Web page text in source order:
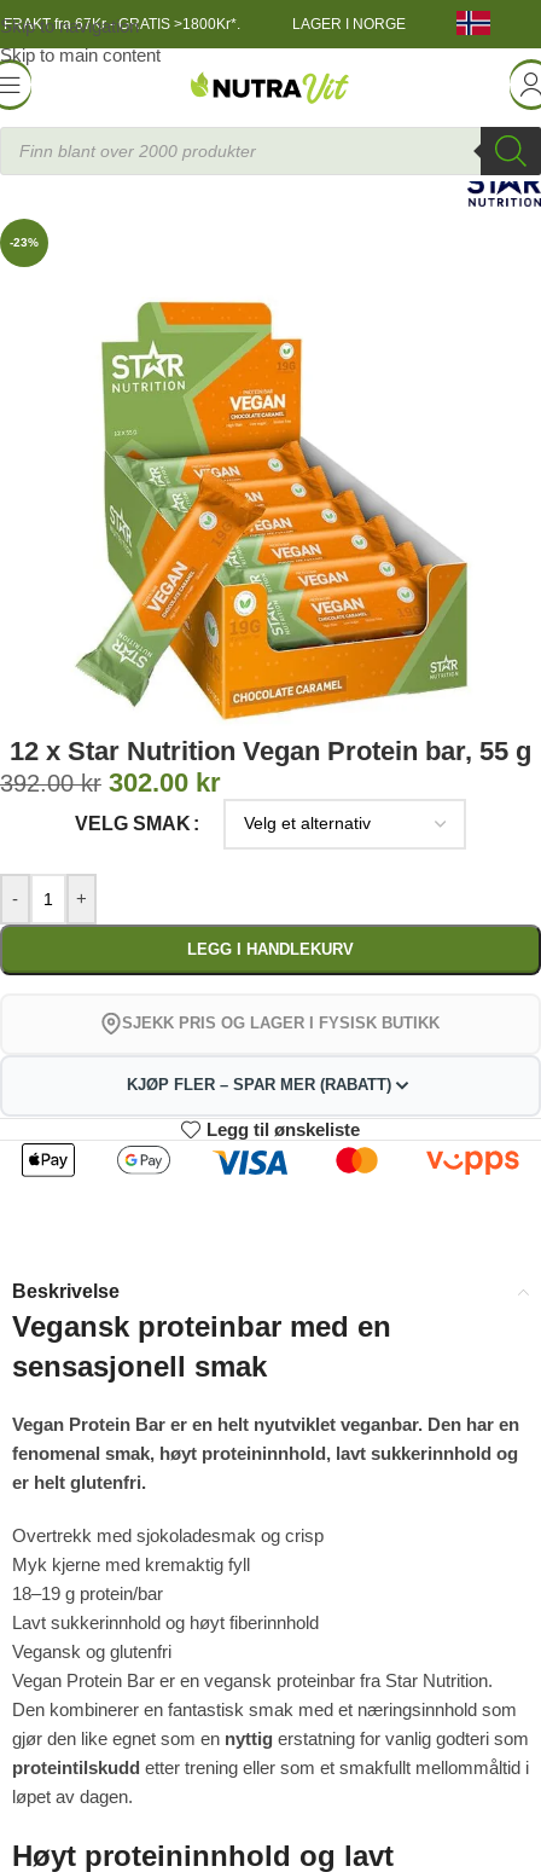
Skip to navigation
Skip to main content
FRAKT fra 67Kr - GRATIS >1800Kr*. LAGER I NORGE
»12 x Star Nutrition Vegan Protein bar, 55 g
-23%
12 x Star Nutrition Vegan Protein bar, 55 g
392.00kr 302.00 kr
VELG SMAK
- +
LEGG I HANDLEKURV
SJEKK PRIS OG LAGER I FYSISK BUTIKK
KJØP FLER – SPAR MER (RABATT)
2
298.98
kr
3-4
295.96
4%
Legg til ønskeliste
Beskrivelse
Vegansk proteinbar med en
sensasjonell smak
Vegan Protein Bar er en helt nyutviklet veganbar. Den har en
fenomenal smak, høyt proteininnhold, lavt sukkerinnhold og
er helt glutenfri.
Overtrekk med sjokoladesmak og crisp
Myk kjerne med kremaktig fyll
18–19 g protein/bar
Lavt sukkerinnhold og høyt fiberinnhold
Vegansk og glutenfri
Vegan Protein Bar er en vegansk proteinbar fra Star Nutrition.
Den kombinerer en fantastisk smak med et næringsinnhold som
gjør den like egnet som en nyttig erstatning for vanlig godteri som
proteintilskudd etter trening eller som et smakfullt mellommåltid i
løpet av dagen.
Høyt proteininnhold og lavt